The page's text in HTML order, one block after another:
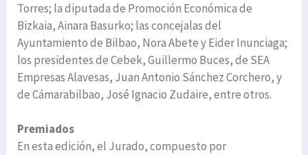
Torres; la diputada de Promoción Económica de
Bizkaia, Ainara Basurko; las concejalas del
Ayuntamiento de Bilbao, Nora Abete y Eider Inunciaga;
los presidentes de Cebek, Guillermo Buces, de SEA
Empresas Alavesas, Juan Antonio Sánchez Corchero, y
de Cámarabilbao, José Ignacio Zudaire, entre otros.
Premiados
En esta edición, el Jurado, compuesto por